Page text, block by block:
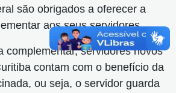
são obrigados a oferecer a
aos seus servidores.
complementar, servidores novos
contam com o benefício da
ou seja, o servidor guarda